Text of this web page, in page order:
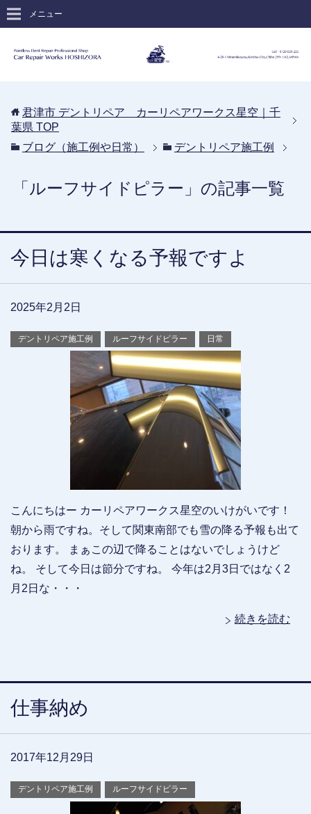
メニュー
君津市 デントリペア カーリペアワークス星空｜千
葉県 TOP
ブログ（施工例や日常）
デントリペア施工例
「ルーフサイドピラー」の記事一覧
今日は寒くなる予報ですよ
2025年2月2日
デントリペア施工例 ルーフサイドピラー 日常
こんにちはー カーリペアワークス星空のいけがいです！
朝から雨ですね。そして関東南部でも雪の降る予報も出て
おります。 まぁこの辺で降ることはないでしょうけど
ね。 そして今日は節分ですね。 今年は2月3日ではなく2
月2日な・・・
続きを読む
仕事納め
2017年12月29日
デントリペア施工例 ルーフサイドピラー